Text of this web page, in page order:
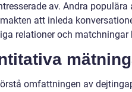
av. Andra
att inleda
relationer och
omfattningen av